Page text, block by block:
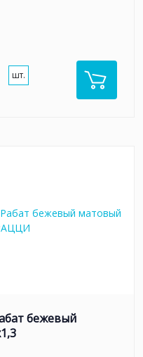
шт.
бежевый